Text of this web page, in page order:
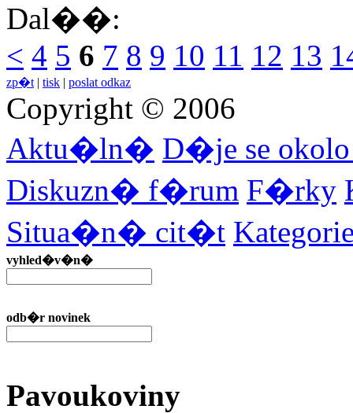
Dal��:
< 4 5 6 7 8 9 10 11 12 13
zp�t | tisk | poslat odkaz
Copyright © 2006
Aktu�ln� D�je se
Diskuzn� f�rum F�rky
Situa�n� cit�t
vyhled�v�n�
odb�r novinek
Pavoukoviny